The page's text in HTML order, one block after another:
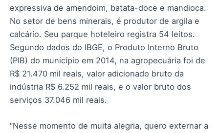
expressiva de amendoim, batata-doce e mandioca.
No setor de bens minerais, é produtor de argila e
calcário. Seu parque hoteleiro registra 54 leitos.
Segundo dados do IBGE, o Produto Interno Bruto
(PIB) do município em 2014, na agropecuária foi de
R$ 21.470 mil reais, valor adicionado bruto da
indústria R$ 6.252 mil reais, e o valor bruto dos
serviços 37.046 mil reais.
“Nesse momento de muita alegria, quero externar a